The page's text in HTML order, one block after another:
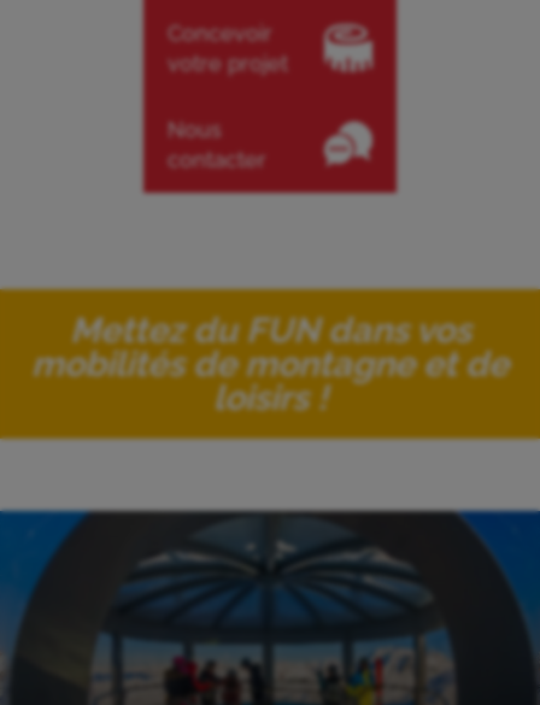
Concevoir
votre projet
Nous
contacter
Mettez du FUN dans vos
mobilités de montagne et de
loisirs !